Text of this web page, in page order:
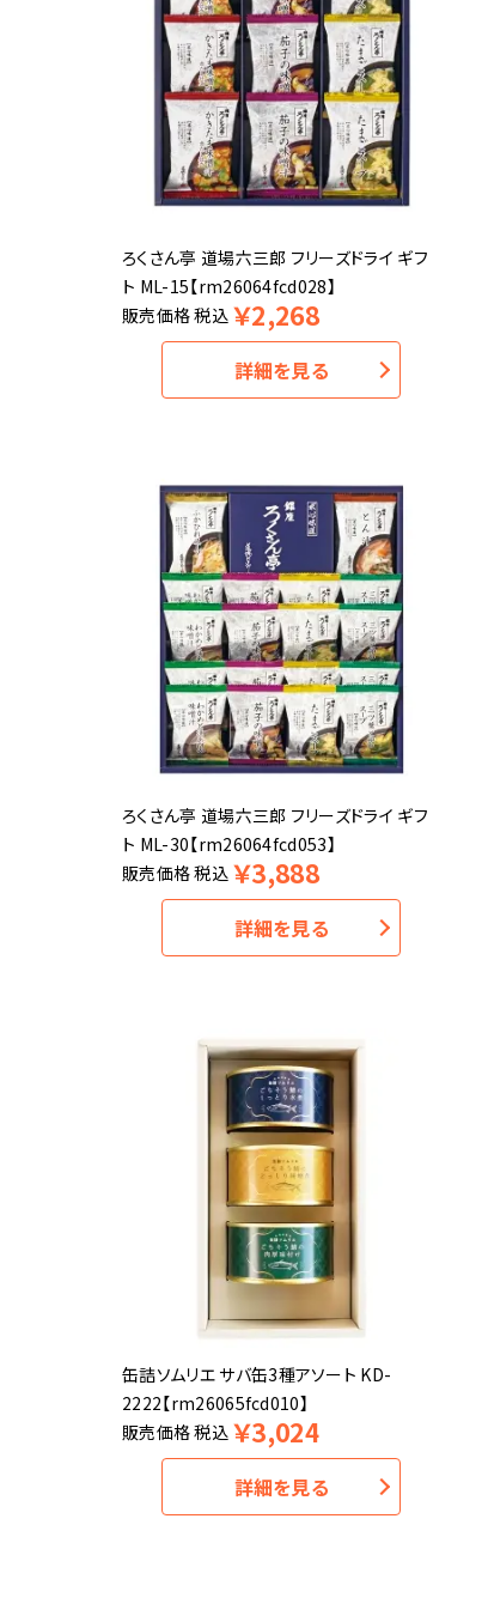
ろくさん亭 道場六三郎 フリーズドライ ギフ
ト ML-15【rm26064fcd028】
販売価格税込 ￥2,268
詳細を見る
ろくさん亭 道場六三郎 フリーズドライ ギフ
ト ML-30【rm26064fcd053】
販売価格税込 ￥3,888
詳細を見る
缶詰ソムリエ サバ缶3種アソート KD-
2222【rm26065fcd010】
販売価格税込 ￥3,024
詳細を見る